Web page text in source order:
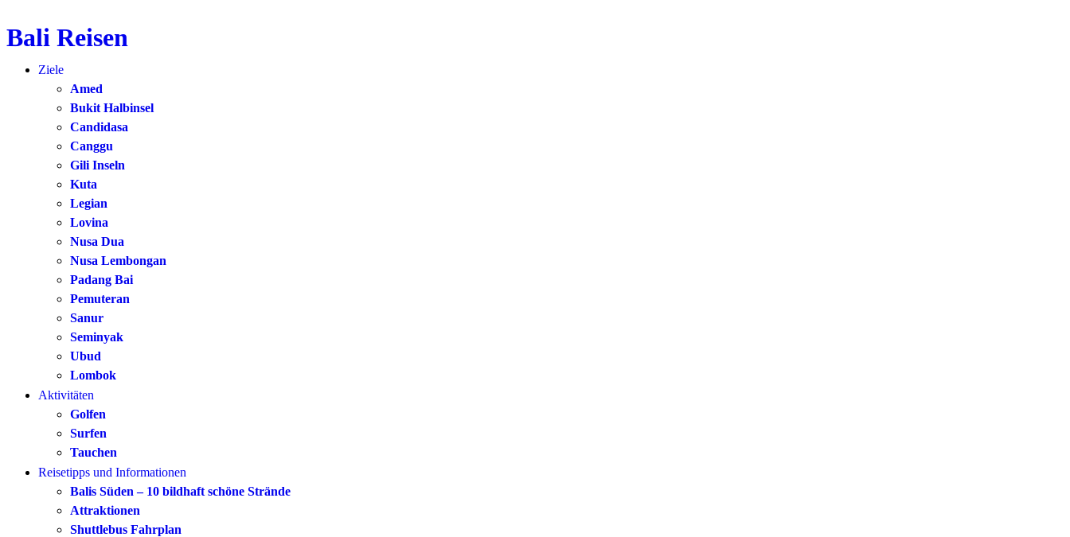
Zum
springen
Bali Reisen
Ziele
Amed
Bukit Halbinsel
Candidasa
Canggu
Gili Inseln
Kuta
Legian
Lovina
Nusa Dua
Nusa Lembongan
Padang Bai
Pemuteran
Sanur
Seminyak
Ubud
Lombok
Aktivitäten
Golfen
Surfen
Tauchen
Reisetipps und Informationen
Balis Süden – 10 bildhaft schöne Strände
Attraktionen
Shuttlebus Fahrplan